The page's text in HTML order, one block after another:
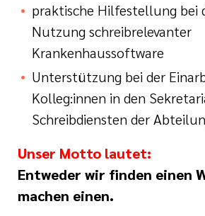
praktische Hilfestellung bei
Nutzung schreibrelevanter
Krankenhaussoftware
Unterstützung bei der
Kolleg:innen in den
Schreibdiensten der
Unser Motto lautet:
Entweder wir finden einen
machen einen.